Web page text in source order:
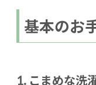
基本のお
1. こまめな洗